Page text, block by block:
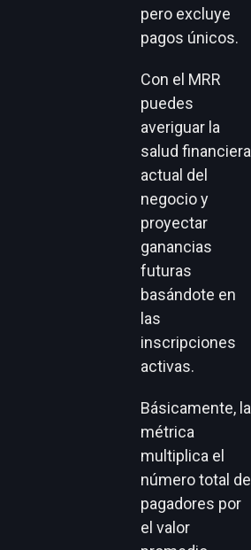
pero excluye
pagos únicos.
Con el MRR
puedes
averiguar la
salud financiera
actual del
negocio y
proyectar
ganancias
futuras
basándote en
las
inscripciones
activas.
Básicamente, la
métrica
multiplica el
número total de
pagadores por
el valor